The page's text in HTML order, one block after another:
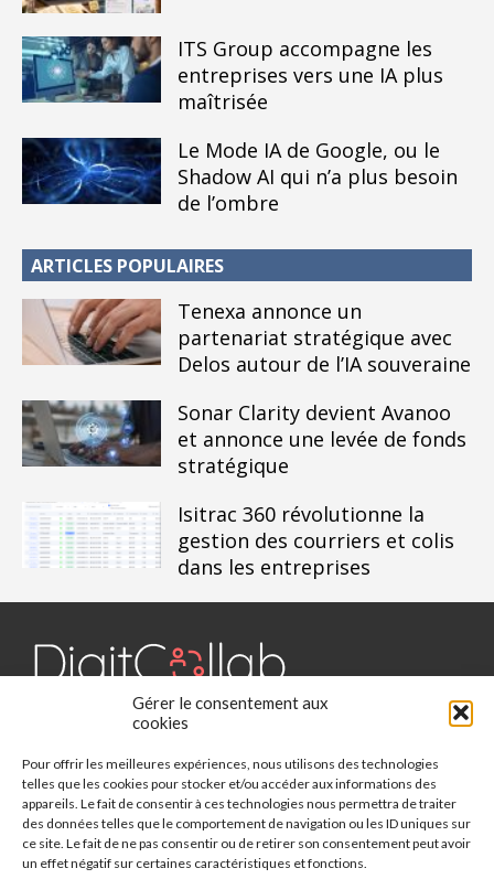
Gérer le consentement aux
cookies
Pour offrir les meilleures expériences, nous utilisons des technologies
telles que les cookies pour stocker et/ou accéder aux informations des
appareils. Le fait de consentir à ces technologies nous permettra de traiter
des données telles que le comportement de navigation ou les ID uniques sur
ce site. Le fait de ne pas consentir ou de retirer son consentement peut avoir
un effet négatif sur certaines caractéristiques et fonctions.
ITS Group accompagne les
entreprises vers une IA plus
maîtrisée
Le Mode IA de Google, ou le
Shadow AI qui n’a plus besoin
de l’ombre
ARTICLES POPULAIRES
Tenexa annonce un
partenariat stratégique avec
Delos autour de l’IA souveraine
Sonar Clarity devient Avanoo
et annonce une levée de fonds
stratégique
Isitrac 360 révolutionne la
gestion des courriers et colis
dans les entreprises
Digit Collab est un média dédié aux outils collaboratifs, retrouvez
des études, des évènements, des livres blancs et les nominations
du secteur. Retrouvez toutes les informations sur les innovations
des outils collaboratifs.
Vous cherchez quelque chose ?